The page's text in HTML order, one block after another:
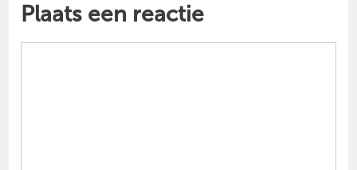
Plaats een reactie